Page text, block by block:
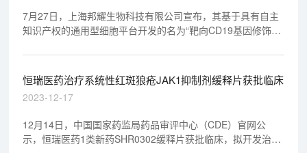
7月27日，上海邦耀生物科技有限公司宣布，其基于具有自主
知识产权的通用型细胞平台开发的名为“靶向CD19基因修饰的
式取得中国国家药品监督管理局药品审评中心（CDE）的批
准。该项IND针对的适应症为“急性淋巴细胞白血病”。
恒瑞医药治疗系统性红斑狼疮JAK1抑制剂缓释片获批临床
2023-12-17
12月14日，中国国家药监局药品审评中心（CDE）官网公
示，恒瑞医药1类新药SHR0302缓释片获批临床，拟开发治疗